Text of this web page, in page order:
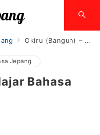
Okiru (Bangun) – Belajar Bahasa Jepang
Jepang
Bahasa